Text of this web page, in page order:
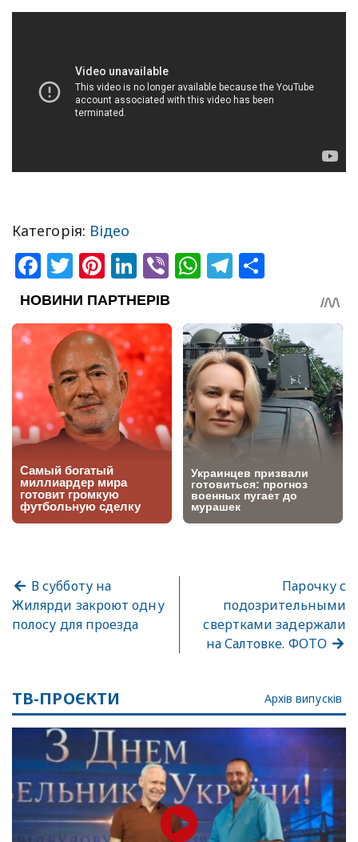
Категорія: Відео
Facebook
Twitter
Pinterest
LinkedIn
ViberWhatsApp
Telegram
В субботу на
Жилярди закроют одну
полосу для проезда
Парочку с
подозрительными
свертками задержали
на Салтовке. ФОТО
ТВ-ПРОЄКТИ Архів випусків